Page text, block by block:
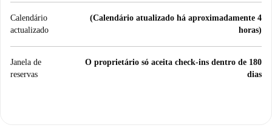
Calendário
actualizado
(Calendário atualizado há aproximadamente 4
horas)
Janela de
reservas
O proprietário só aceita check-ins dentro de 180
dias